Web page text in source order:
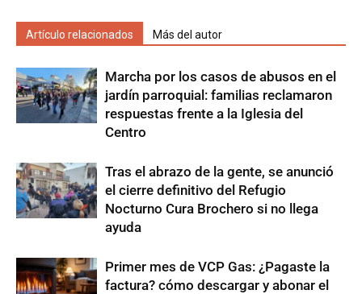
Artículo relacionados Más del autor
Marcha por los casos de abusos en el
jardín parroquial: familias reclamaron
respuestas frente a la Iglesia del
Centro
Tras el abrazo de la gente, se anunció
el cierre definitivo del Refugio
Nocturno Cura Brochero si no llega
ayuda
Primer mes de VCP Gas: ¿Pagaste la
factura? cómo descargar y abonar el